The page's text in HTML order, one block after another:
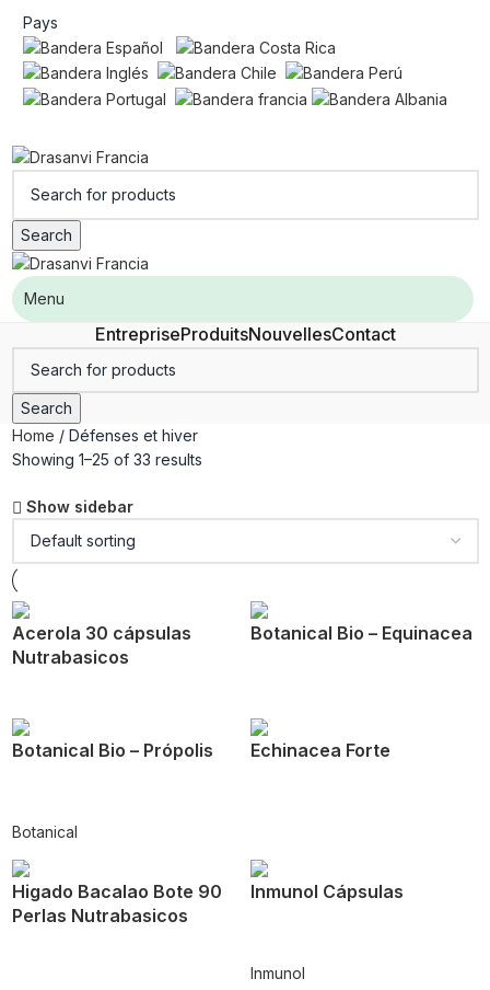
Pays
Search
Menu
EntrepriseProduitsNouvellesContact
Search
Home
Défenses et hiver
Showing 1–25 of 33 results
Show sidebar
Acerola 30 cápsulas
Nutrabasicos
Botanical Bio – Equinacea
Botanical Bio – Própolis
Botanical
Echinacea Forte
Higado Bacalao Bote 90
Perlas Nutrabasicos
Inmunol Cápsulas
Inmunol